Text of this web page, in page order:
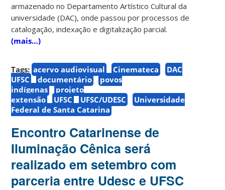
armazenado no Departamento Artístico Cultural da
universidade (DAC), onde passou por processos de
catalogação, indexação e digitalização parcial.
(mais…)
Tags: acervo audiovisual Cinemateca
DAC
UFSC
documentário
povos
indígenas
projeto
extensão
UFSC UFSC/UDESC
Universidade
Federal de Santa Catarina
Encontro Catarinense de
Iluminação Cênica será
realizado em setembro com
parceria entre Udesc e UFSC